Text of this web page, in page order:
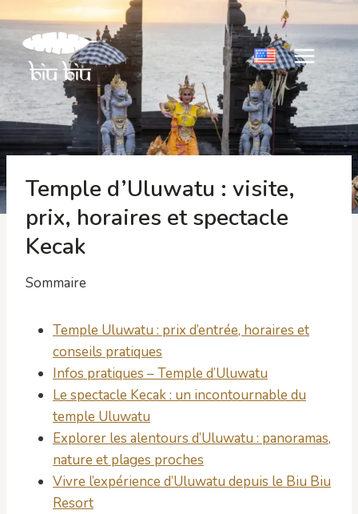
au
contenu
Temple d’Uluwatu : visite,
prix, horaires et spectacle
Kecak
Sommaire
Temple Uluwatu : prix d’entrée, horaires et
conseils pratiques
Infos pratiques – Temple d’Uluwatu
Le spectacle Kecak : un incontournable du
temple Uluwatu
Explorer les alentours d’Uluwatu : panoramas,
nature et plages proches
Vivre l’expérience d’Uluwatu depuis le Biu Biu
Resort